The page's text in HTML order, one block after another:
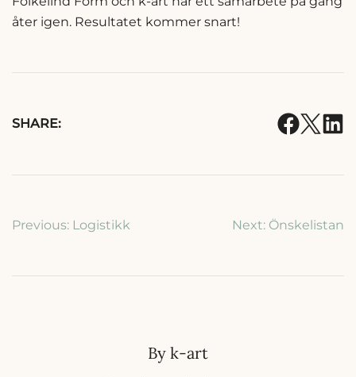
åter igen. Resultatet kommer snart!
SHARE:
Inläggsnavigering
Previous: Logistikk Next: Önskelistan
By k-art